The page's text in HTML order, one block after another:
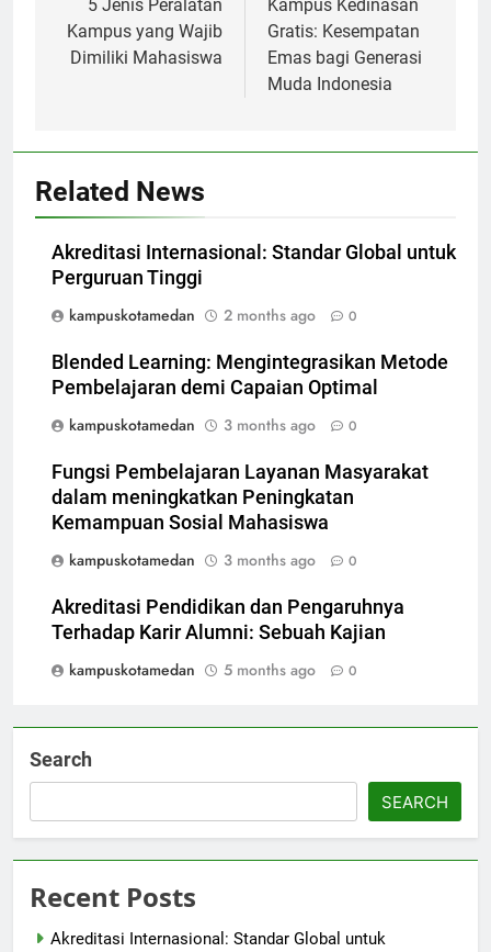
navigation
5 Jenis Peralatan
Kampus yang Wajib
Dimiliki Mahasiswa
Kampus Kedinasan
Gratis: Kesempatan
Emas bagi Generasi
Muda Indonesia
Related News
Akreditasi Internasional: Standar Global untuk
Perguruan Tinggi
kampuskotamedan
2 months ago 0
Blended Learning: Mengintegrasikan Metode
Pembelajaran demi Capaian Optimal
kampuskotamedan
3 months ago 0
Fungsi Pembelajaran Layanan Masyarakat
dalam meningkatkan Peningkatan
Kemampuan Sosial Mahasiswa
kampuskotamedan
3 months ago 0
Akreditasi Pendidikan dan Pengaruhnya
Terhadap Karir Alumni: Sebuah Kajian
kampuskotamedan
5 months ago 0
Search
SEARCH
Recent Posts
Akreditasi Internasional: Standar Global untuk